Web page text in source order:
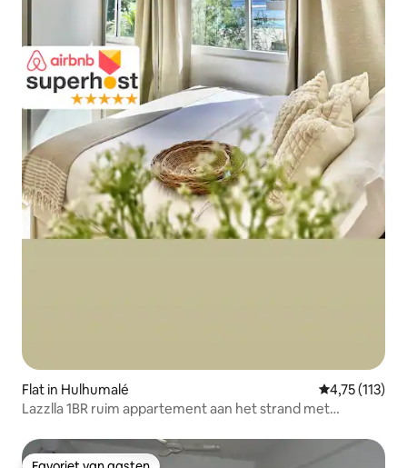
Flat in Hulhumalé Gemiddelde
4,75 (113)
Lazzlla 1BR ruim appartement aan het strand met